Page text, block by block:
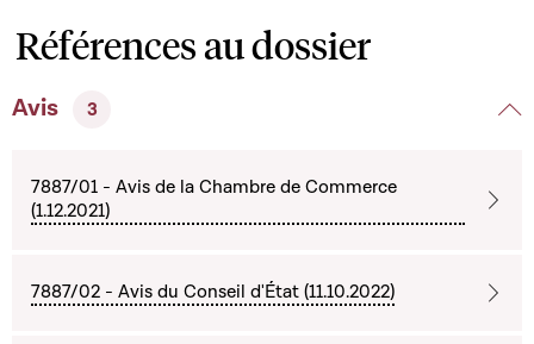
Références au dossier
Avis 3
7887/01 - Avis de la Chambre de Commerce
(1.12.2021)
7887/02 - Avis du Conseil d'État (11.10.2022)